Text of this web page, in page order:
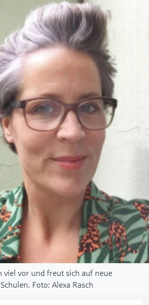
viel vor und freut sich auf neue
Alexa Rasch